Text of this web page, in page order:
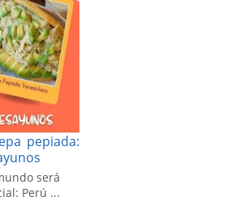
pepiada:
será
Perú ...